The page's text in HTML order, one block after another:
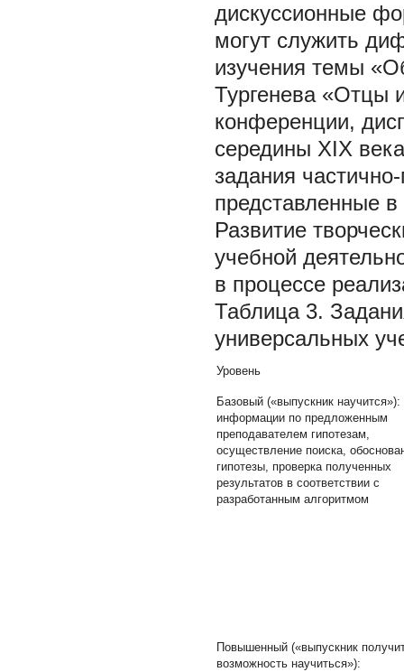
дискуссионные
могут служить
изучения темы
Тургенева «Отцы
конференции,
середины XIX
задания
представленные
Развитие
учебной
в процессе
Таблица 3.
универсальных
Уровень
Базовый («выпускник научится»):
информации по предложенным
преподавателем гипотезам,
осуществление поиска,
гипотезы, проверка полученных
результатов в соответствии с
разработанным алгоритмом
Повышенный («выпускник
возможность научиться»):